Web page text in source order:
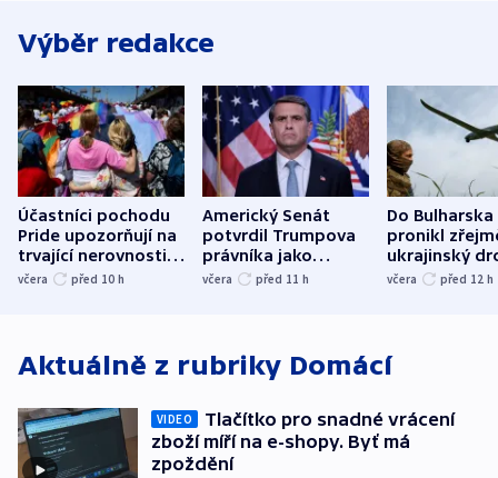
Výběr redakce
Účastníci pochodu
Pride upozorňují na
trvající nerovnosti i
společenskou
včera před 10 h
Americký Senát
potvrdil Trumpova
právníka jako
ministra
včera před 11 h
Do Bulharska
pronikl
ukrajinský
explodoval
včera před 12 h
Aktuálně z rubriky Domácí
VIDEO
Tlačítko pro snadné vrácení
zboží míří na e-shopy. Byť má
zpoždění